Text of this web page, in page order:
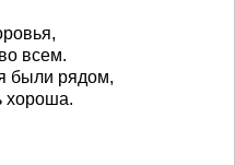
всем.
были рядом,
хороша.